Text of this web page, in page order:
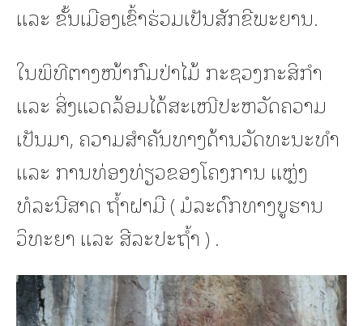
ແລະ ຂັ້ນເມືອງເຂົ້າຮ່ວມເປັນສັກຂີພະຍານ.
ໃນພິທີຕາງໜ້າກົມປ່າໄມ້ ກະຊວງກະສິກໍາ
ແລະ ສິ່ງແວດລ້ອມໄດ້ສະເໜີປະຫວັດຄວາມ
ເປັນມາ, ຄວາມສໍາຄັນທາງດ້ານວັດທະນະທໍາ
ແລະ ການທ່ອງທ່ຽວຂອງໂຄງການ ແຫຼ່ງ
ທໍລະນີສາດ ຖໍ້າຝາມື ( ມໍລະດົກທາງບູຮານ
ວິທະຍາ ແລະ ສີລະປະຖໍ້າ ) .